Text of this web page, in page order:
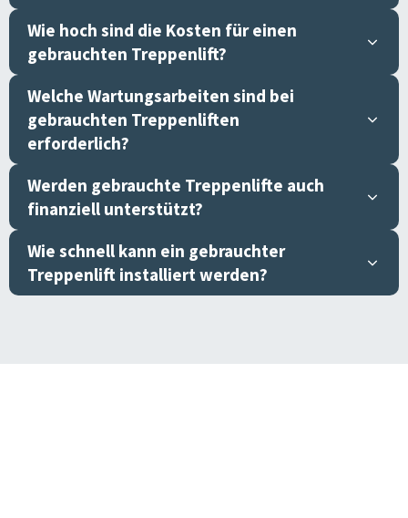
Wie hoch sind die Kosten für einen
gebrauchten Treppenlift?
Welche Wartungsarbeiten sind bei
gebrauchten Treppenliften
erforderlich?
Werden gebrauchte Treppenlifte auch
finanziell unterstützt?
Wie schnell kann ein gebrauchter
Treppenlift installiert werden?